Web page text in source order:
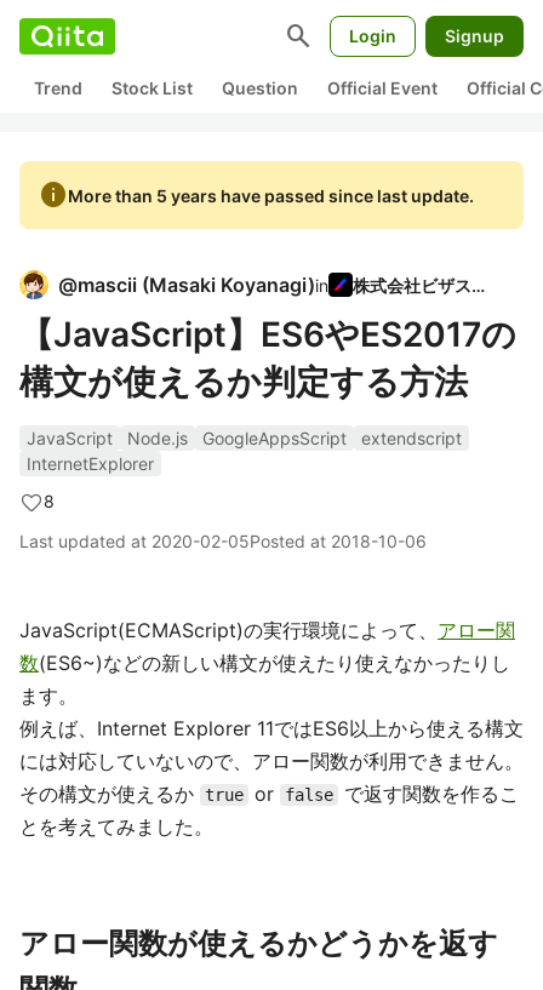
search Login Signup
Trend Stock List Question Official Event Official
infoMore than 5 years have passed since last update.
@mascii (Masaki Koyanagi)in 株式会社ビザスク
【JavaScript】ES6やES2017の
構文が使えるか判定する方法
JavaScript Node.js GoogleAppsScript
extendscript
InternetExplorer
8
Last updated at 2020-02-05Posted at 2018-10-06
JavaScript(ECMAScript)の実行環境によって、 アロー関
数(ES6~)などの新しい構文が使えたり使えなかったりし
ます。
例えば、Internet Explorer 11ではES6以上から使える構文
には対応していないので、アロー関数が利用できません。
その構文が使えるか
true or false
で返す関数を作るこ
とを考えてみました。
アロー関数が使えるかどうかを返す